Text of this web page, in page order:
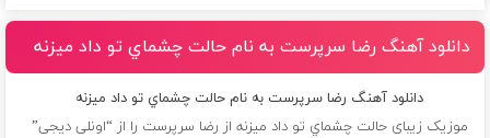
دانلود آهنگ رضا سرپرست به نام حالت چشماي تو داد ميزنه
دانلود آهنگ رضا سرپرست به نام حالت چشماي تو داد ميزنه
موزیک زیبای حالت چشماي تو داد ميزنه از رضا سرپرست را از “اونلی دیجی”